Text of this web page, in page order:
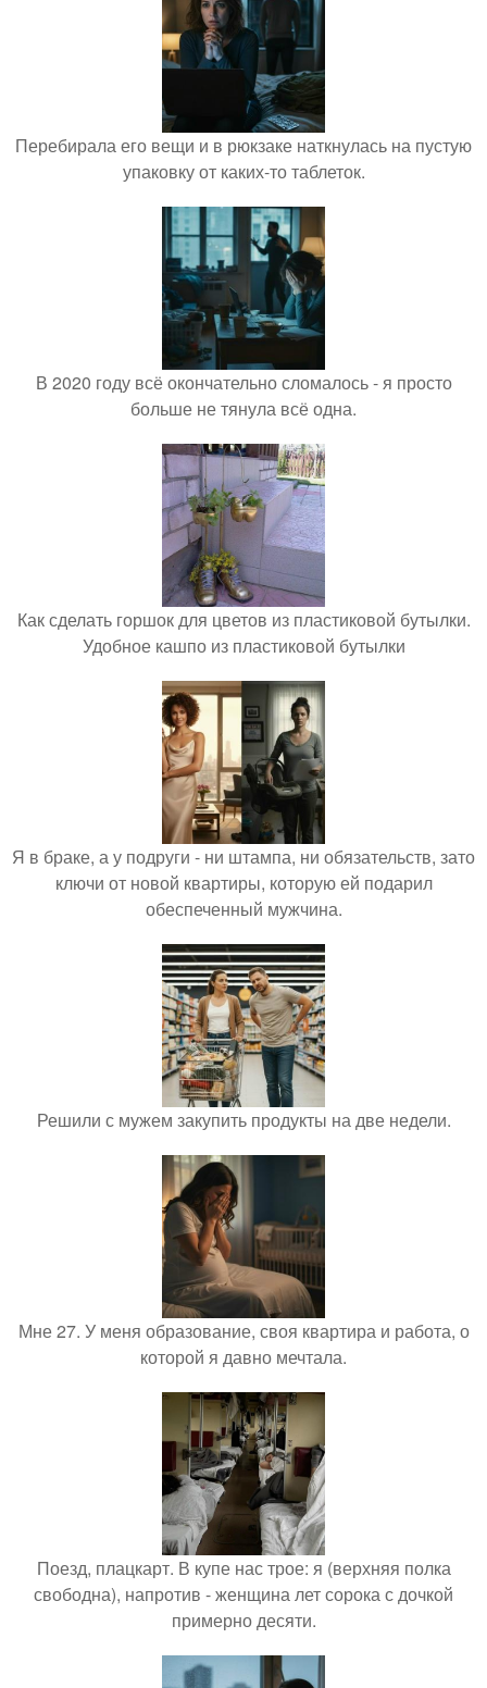
Перебирала его вещи и в рюкзаке наткнулась на пустую
упаковку от каких-то таблеток.
В 2020 году всё окончательно сломалось - я просто
больше не тянула всё одна.
Как сделать горшок для цветов из пластиковой бутылки.
Удобное кашпо из пластиковой бутылки
Я в браке, а у подруги - ни штампа, ни обязательств, зато
ключи от новой квартиры, которую ей подарил
обеспеченный мужчина.
Решили с мужем закупить продукты на две недели.
Мне 27. У меня образование, своя квартира и работа, о
которой я давно мечтала.
Поезд, плацкарт. В купе нас трое: я (верхняя полка
свободна), напротив - женщина лет сорока с дочкой
примерно десяти.